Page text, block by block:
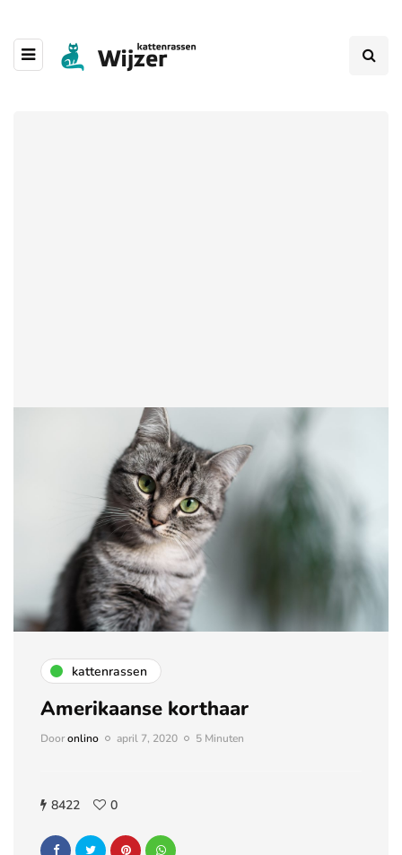
kattenrassen
Amerikaanse korthaar
Dooronlino april 7, 2020 5 Minuten
8422 0